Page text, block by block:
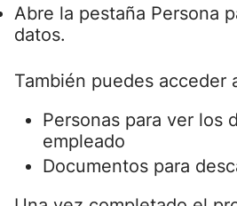
Abre la pestaña Persona
datos.
También puedes acceder
Personas para ver los
empleado
Documentos para